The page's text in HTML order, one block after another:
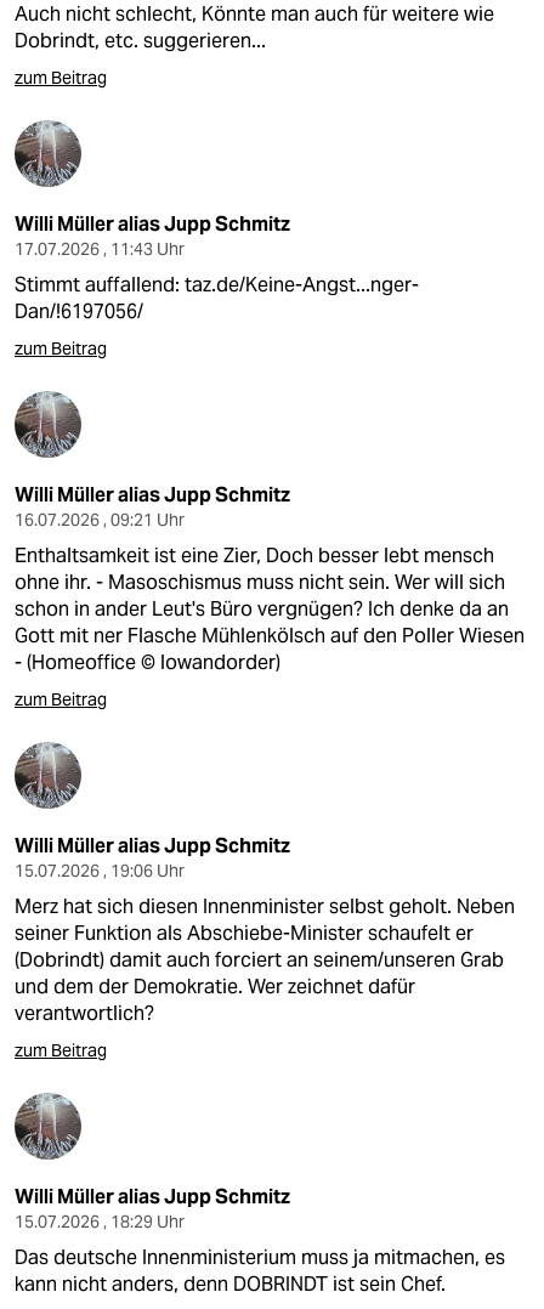
Auch nicht schlecht, Könnte man auch für weitere wie
Dobrindt, etc. suggerieren...
zum Beitrag
Willi Müller alias Jupp Schmitz
17.07.2026 , 11:43 Uhr
Stimmt auffallend: taz.de/Keine-Angst...nger-
Dan/!6197056/
zum Beitrag
Willi Müller alias Jupp Schmitz
16.07.2026 , 09:21 Uhr
Enthaltsamkeit ist eine Zier, Doch besser lebt mensch
ohne ihr. - Masoschismus muss nicht sein. Wer will sich
schon in ander Leut's Büro vergnügen? Ich denke da an
Gott mit ner Flasche Mühlenkölsch auf den Poller Wiesen
- (Homeoffice ©️ lowandorder)
zum Beitrag
Willi Müller alias Jupp Schmitz
15.07.2026 , 19:06 Uhr
Merz hat sich diesen Innenminister selbst geholt. Neben
seiner Funktion als Abschiebe-Minister schaufelt er
(Dobrindt) damit auch forciert an seinem/unseren Grab
und dem der Demokratie. Wer zeichnet dafür
verantwortlich?
zum Beitrag
Willi Müller alias Jupp Schmitz
15.07.2026 , 18:29 Uhr
Das deutsche Innenministerium muss ja mitmachen, es
kann nicht anders, denn DOBRINDT ist sein Chef.